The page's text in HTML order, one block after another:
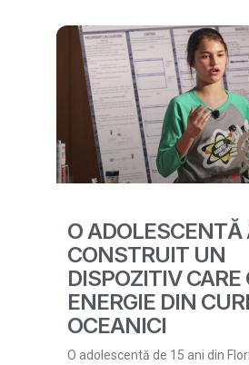
O ADOLESCENTĂ
CONSTRUIT UN
DISPOZITIV CARE
ENERGIE DIN
OCEANICI
O adolescentă de 15 ani din